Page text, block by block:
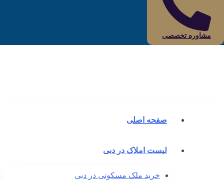
مشاوره تخصصی
صفحه اصلی
لیست املاک در دبی
خرید ملک مسکونی در دبی